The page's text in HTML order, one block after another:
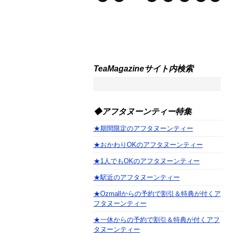
TeaMagazineサイト内検索
◆アフタヌーンティー特集
★期間限定のアフタヌーンティー
★おかわりOKのアフタヌーンティー
★1人でもOKのアフタヌーンティー
★駅近のアフタヌーンティー
★Ozmallからの予約で割引＆特典が付くア
フタヌーンティー
★一休からの予約で割引＆特典が付くアフ
タヌーンティー